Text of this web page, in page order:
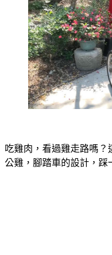
吃雞肉，看過雞走路嗎？